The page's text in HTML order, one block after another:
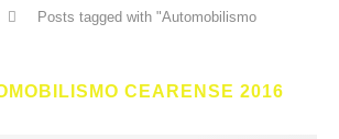
Posts tagged with "Automobilismo
CEARENSE 2016